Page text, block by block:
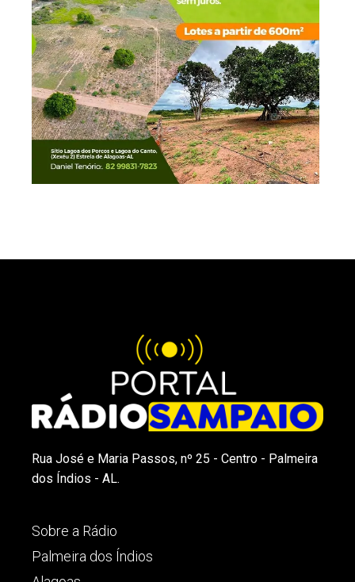
Rua José e Maria Passos, nº 25 - Centro - Palmeira
dos Índios - AL.
Sobre a Rádio
Palmeira dos Índios